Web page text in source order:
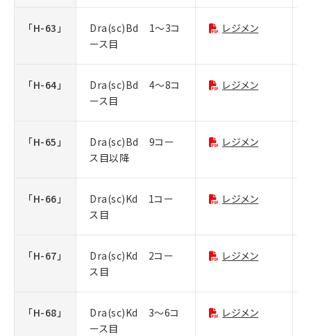
「H-63」
Dra(sc)Bd 1～3コ
ース目
レジメン
「H-64」
Dra(sc)Bd 4～8コ
ース目
レジメン
「H-65」
Dra(sc)Bd 9コー
ス目以降
レジメン
「H-66」
Dra(sc)Kd 1コー
ス目
レジメン
「H-67」
Dra(sc)Kd 2コー
ス目
レジメン
「H-68」
Dra(sc)Kd 3～6コ
ース目
レジメン